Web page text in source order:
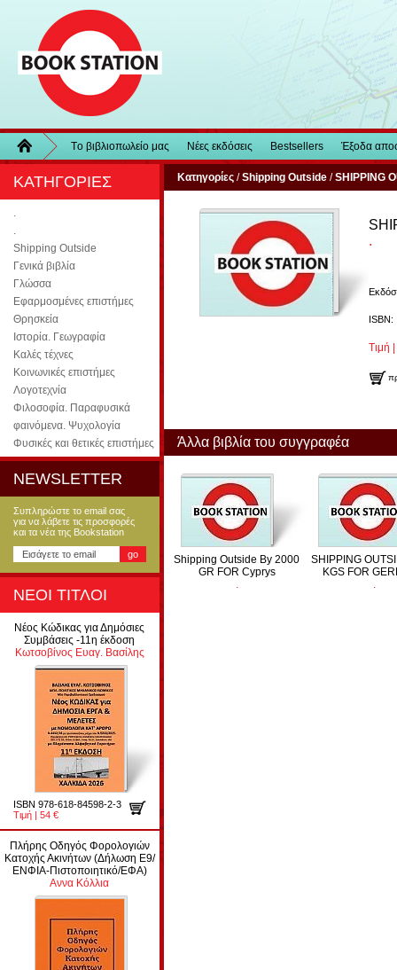
Τo βιβλιοπωλείo μας Νέες εκδόσεις Bestsellers Έξοδα
ΚΑΤΗΓΟΡΙΕΣ
.
.
Shipping Outside
Γενικά βιβλία
Γλώσσα
Εφαρμοσμένες επιστήμες
Θρησκεία
Ιστορία. Γεωγραφία
Καλές τέχνες
Κοινωνικές επιστήμες
Λογοτεχνία
Φιλοσοφία. Παραφυσικά
φαινόμενα. Ψυχολογία
Φυσικές και θετικές επιστήμες
NEWSLETTER
Συπληρώστε το email σας
για να λάβετε τις προσφορές
και τα νέα της Bookstation
ΝΕΟΙ ΤΙΤΛΟΙ
Νέος Κώδικας για Δημόσιες
Συμβάσεις -11η έκδοση
Κωτσοβίνος Ευαγ. Βασίλης
ISBN 978-618-84598-2-3
Τιμή | 54 €
Πλήρης Οδηγός Φορολογιών
Κατοχής Ακινήτων (Δήλωση Ε9/
ΕΝΦΙΑ-Πιστοποιητικό/ΕΦΑ)
Αννα Κόλλια
Κατηγορίες /Shipping Outside /SHIPPING
.
ISBN:
Τιμή
Άλλα βιβλία του συγγραφέα
Shipping Outside By 2000
GR FOR Cyprys
.
SHIPPING
KGS FOR
.